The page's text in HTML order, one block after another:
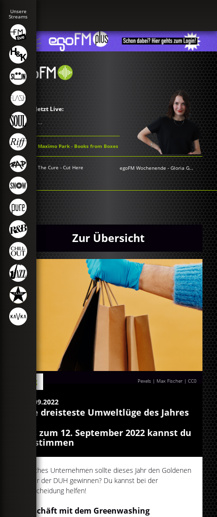
Jetzt Live:
...
Maxïmo Park - Books from Boxes
The Cure - Cut Here egoFM Wochenende -Gloria Grünwald
Zur Übersicht
Pexels | Max Fischer |CC0
Blog
02.09.2022
Die dreisteste Umweltlüge des Jahres
Bis zum 12. September 2022 kannst du
abstimmen
Welches Unternehmen sollte dieses Jahr den Goldenen
Geier der DUH gewinnen? Du kannst bei der
Entscheidung helfen!
Geschäft mit dem Greenwashing